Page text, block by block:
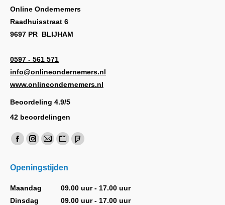
Online Ondernemers
Raadhuisstraat 6
9697 PR BLIJHAM
0597 - 561 571
info@onlineondernemers.nl
www.onlineondernemers.nl
Beoordeling 4.9/5
42 beoordelingen
Vind ons op:
Facebook
opens
new
Instagram
opens
in
Mail
opens
new
Website
opens
in
new
Foursquare
in
new
Openingstijden
Maandag
09.00 uur - 17.00 uur
Dinsdag
09.00 uur - 17.00 uur